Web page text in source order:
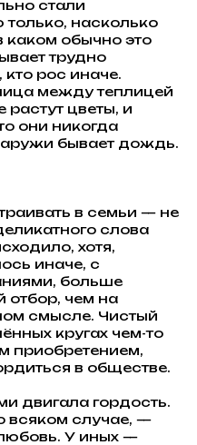
стали
насколько
обычно это
трудно
рос иначе.
между теплицей
растут цветы, и
они никогда
бывает дождь.
в семьи — не
слова
хотя,
иначе, с
больше
отбор, чем на
смысле. Чистый
кругах чем-то
приобретением,
в обществе.
двигала гордость.
всяком случае, —
У иных —